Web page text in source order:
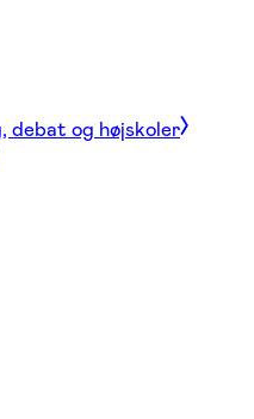
debat og højskoler